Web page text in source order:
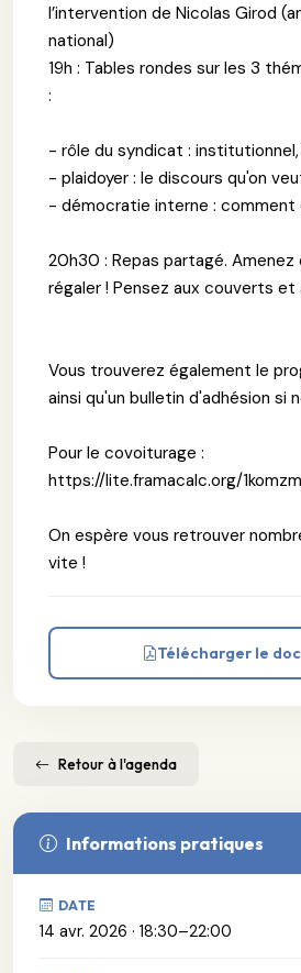
l’intervention de Nicolas Girod
national)
19h : Tables rondes sur les 3
:
- rôle du syndicat :
- plaidoyer : le discours qu'on
- démocratie interne :
20h30 : Repas partagé. Amenez
régaler ! Pensez aux couverts
Vous trouverez également le
ainsi qu'un bulletin d'adhésion si
Pour le covoiturage :
https://lite.framacalc.org/
On espère vous retrouver
vite !
Télécharger le
Retour à l'agenda
Informations pratiques
DATE
14 avr. 2026 · 18:30–22:00